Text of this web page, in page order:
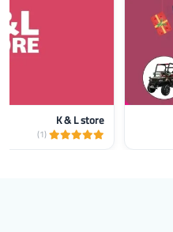
K & L store
(1)